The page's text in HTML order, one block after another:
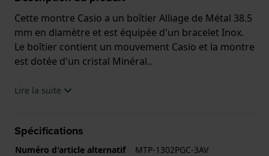
Cette montre Casio a un boîtier Alliage de Métal 38.5
mm en diamètre et est équipée d'un bracelet Inox.
Le boîtier contient un mouvement Casio et la montre
est dotée d'un cristal Minéral..
La montre est 5 ATM. Cela signifie que la montre est
.
Lire la suite
Spécifications
Numéro d'article alternatif
MTP-1302PGC-3AV